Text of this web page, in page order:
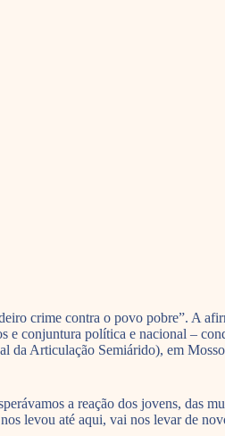
crime contra o povo pobre”. A
e conjuntura política e nacional –
da Articulação Semiárido), em
a reação dos jovens, das
levou até aqui, vai nos levar de